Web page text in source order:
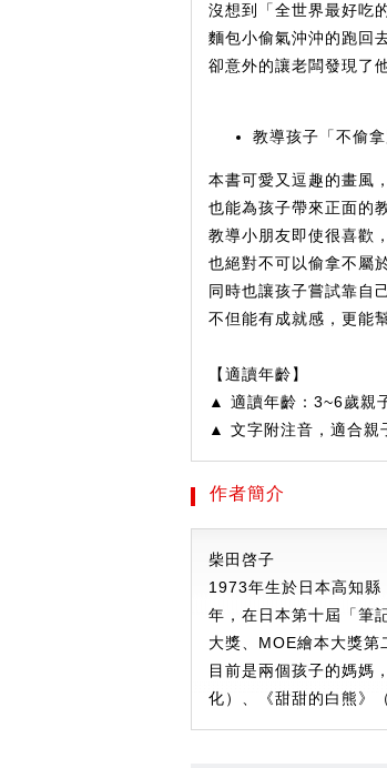
沒想到「全世界最好
麵包小偷氣沖沖的跑回
卻意外的讓老闆發現了
教導孩子「不偷
本書可愛又逗趣的畫風
也能為孩子帶來正面的
教導小朋友即使很喜歡
也絕對不可以偷拿不屬
同時也讓孩子嘗試靠自
不但能有成就感，更能
【適讀年齡】
▲ 適讀年齡：3~6歲親
▲ 文字附注音，適合親
作者簡介
柴田啓子
1973年生於日本高知
年，在日本第十屆「筆
大獎、MOE繪本大獎第
目前是兩個孩子的媽媽
化）、《甜甜的白熊》